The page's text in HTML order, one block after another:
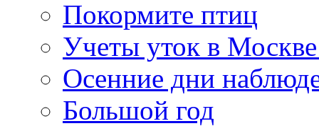
Покормите птиц
Учеты уток в
Осенние дни
Большой год